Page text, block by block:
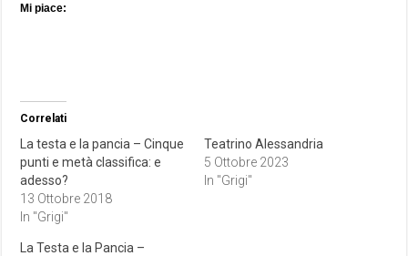
Mi piace:
Correlati
La testa e la pancia – Cinque
punti e metà classifica: e
adesso?
13 Ottobre 2018
In "Grigi"
Teatrino Alessandria
5 Ottobre 2023
In "Grigi"
La Testa e la Pancia –